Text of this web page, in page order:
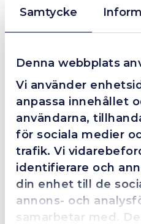
Samtycke
Denna webbplats
Vi använder
anpassa innehållet
användarna,
för sociala medier
trafik. Vi
identifierare och
din enhet till de
annons- och
samarbetar med.
4.4
Dom här grabbarna är
Trots en billigare order,
så agerade dom
förväntan. Hade kontakt
en extra guldstjärna.